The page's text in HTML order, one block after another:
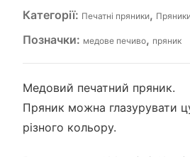
Категорії: Печатні пряники,
Позначки: медове печиво, пряник
Медовий печатний пряник.
Пряник можна глазурувати
різного кольору.